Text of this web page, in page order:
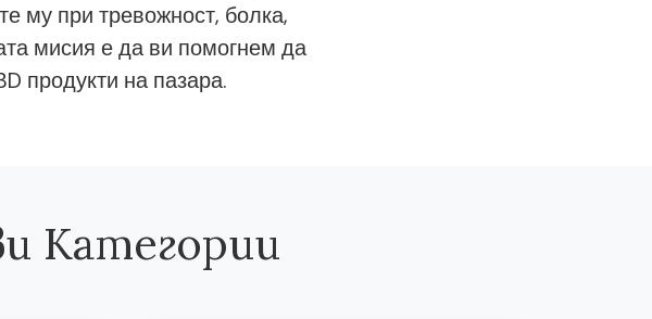
му при тревожност, болка,
мисия е да ви помогнем да
продукти на пазара.
Категории